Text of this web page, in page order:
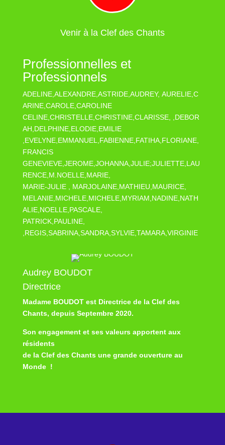
Venir à la Clef des Chants
Professionnelles et
Professionnels
ADELINE,ALEXANDRE,ASTRIDE,AUDREY, AURELIE,C
ARINE,CAROLE,CAROLINE
CELINE,CHRISTELLE,CHRISTINE,CLARISSE, ,DEBOR
AH,DELPHINE,ELODIE,EMILIE
,EVELYNE,EMMANUEL,FABIENNE,FATIHA,FLORIANE,
FRANCIS
GENEVIEVE,JEROME,JOHANNA,JULIE;JULIETTE,LAU
RENCE,M.NOELLE,MARIE,
MARIE-JULIE , MARJOLAINE,MATHIEU,MAURICE,
MELANIE,MICHELE,MICHELE,MYRIAM,NADINE,NATH
ALIE,NOELLE,PASCALE,
PATRICK,PAULINE,
,REGIS,SABRINA,SANDRA,SYLVIE,TAMARA,VIRGINIE
Audrey BOUDOT
Directrice
Madame BOUDOT est Directrice de la Clef des
Chants, depuis Septembre 2020.
Son engagement et ses valeurs apportent aux
résidents
de la Clef des Chants une grande ouverture au
Monde !